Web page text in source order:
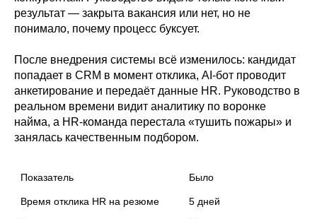
результат — закрыта вакансия или нет, но не
понимало, почему процесс буксует.
После внедрения системы всё изменилось: кандидат
попадает в CRM в момент отклика, AI-бот проводит
анкетирование и передаёт данные HR. Руководство в
реальном времени видит аналитику по воронке
найма, а HR-команда перестала «тушить пожары» и
занялась качественным подбором.
Показатель Было
Время отклика HR на резюме 5 дней